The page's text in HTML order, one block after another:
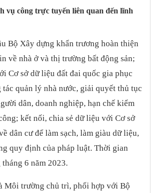
vụ công trực tuyến liên quan đến lĩnh
Bộ Xây dựng khẩn trương hoàn thiện
về nhà ở và thị trường bất động sản;
Cơ sở dữ liệu đất đai quốc gia phục
tác quản lý nhà nước, giải quyết thủ tục
dân, doanh nghiệp, hạn chế kiểm
kết nối, chia sẻ dữ liệu với Cơ sở
dân cư để làm sạch, làm giàu dữ liệu,
quy định của pháp luật. Thời gian
6 năm 2023.
Môi trường chủ trì, phối hợp với Bộ